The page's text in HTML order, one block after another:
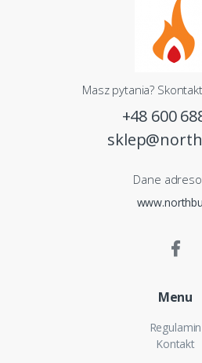
Masz pytania?
+48 600
Dane
Menu
Regulamin
Kontakt